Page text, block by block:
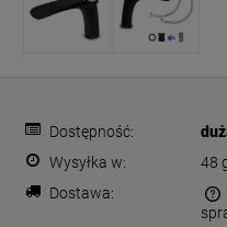
Dostępność:
Wysyłka w:
48
Dostawa:
Cena nie zawiera